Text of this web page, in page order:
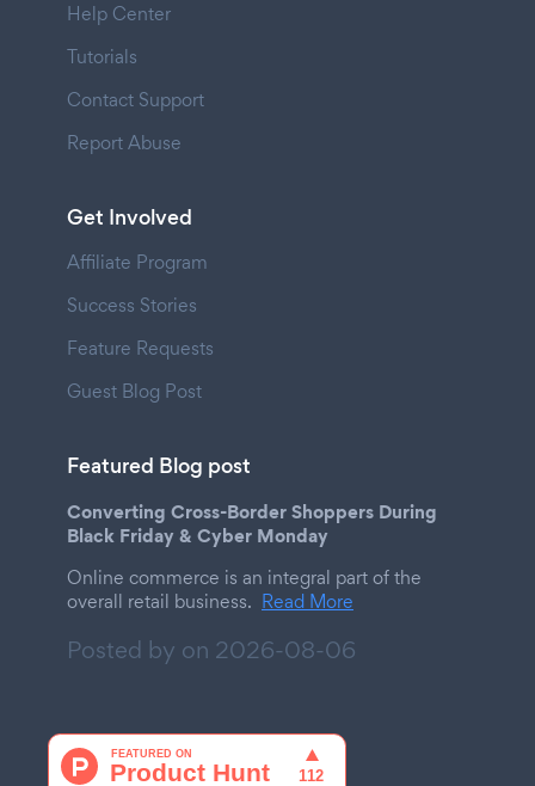
Help Center
Tutorials
Contact Support
Report Abuse
Get Involved
Affiliate Program
Success Stories
Feature Requests
Guest Blog Post
Featured Blog post
Converting Cross-Border Shoppers During
Black Friday & Cyber Monday
Online commerce is an integral part of the
overall retail business. Read More
Posted by on 2026-08-06